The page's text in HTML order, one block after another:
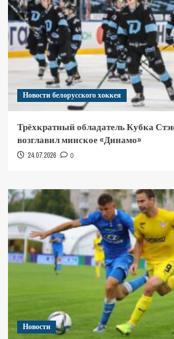
Новости белорусского хоккея
Трёхкратный обладатель Кубка
возглавил минское «Динамо»
24.07.2026 0
Новости